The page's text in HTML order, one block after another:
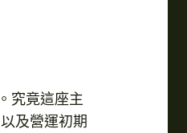
究竟這座主
及營運初期